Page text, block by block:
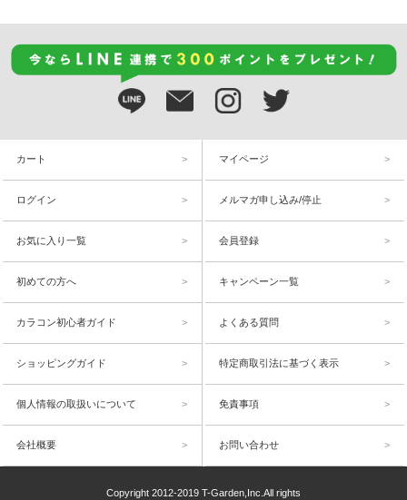
カート マイページ
ログイン メルマガ申し込み/停止
お気に入り一覧 会員登録
初めての方へ キャンペーン一覧
カラコン初心者ガイド よくある質問
ショッピングガイド 特定商取引法に基づく表示
個人情報の取扱いについて 免責事項
会社概要 お問い合わせ
Copyright 2012-2019 T-Garden,Inc.All rights